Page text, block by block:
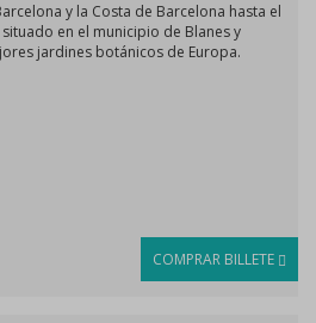
y la Costa de Barcelona hasta el
en el municipio de Blanes y
jardines botánicos de Europa.
COMPRAR BILLETE